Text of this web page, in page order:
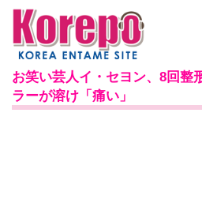
お笑い芸人イ・セヨン、8回整
ラーが溶け「痛い」